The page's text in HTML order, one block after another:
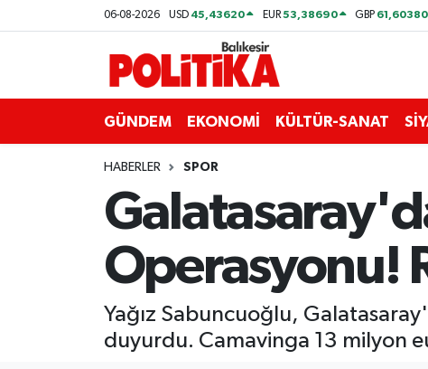
06-08-2026 USD 45,43620 EUR53,38690 GBP 61,60380
GÜNDEM EKONOMİ KÜLTÜR-SANAT
HABERLER SPOR
Operasyonu!
Yağız Sabuncuoğlu,
duyurdu. Camavinga 13 milyon
ASTROLOJİ
Bandırma
Burhaniye
Balıkesir Nöbetçi Eczaneler
Balıkesir Hava Durumu
Balıkesir Namaz Vakitleri
Balıkesir Trafik Yoğunluk Haritası
Süper Lig Puan Durumu ve Fikstür
Son Dakika Haberleri